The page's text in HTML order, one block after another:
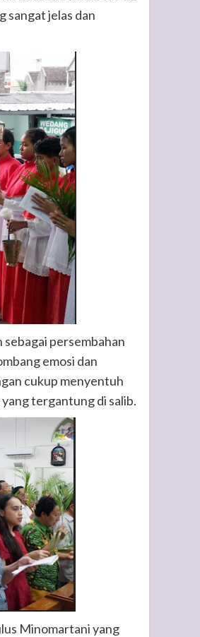
sangat jelas dan
persembahan
emosi dan
cukup menyentuh
tergantung di salib.
Minomartani yang